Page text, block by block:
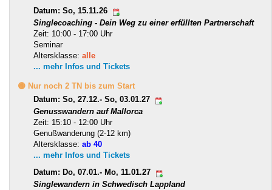
Datum: So, 15.11.26
Singlecoaching - Dein Weg zu einer erfüllten Partnerschaft
Zeit: 10:00 - 17:00 Uhr
Seminar
Altersklasse: alle
... mehr Infos und Tickets
🟡 Nur noch 2 TN bis zum Start
Datum: So, 27.12.- So, 03.01.27
Genusswandern auf Mallorca
Zeit: 15:10 - 12:00 Uhr
Genußwanderung (2-12 km)
Altersklasse: ab 40
... mehr Infos und Tickets
Datum: Do, 07.01.- Mo, 11.01.27
Singlewandern in Schwedisch Lappland